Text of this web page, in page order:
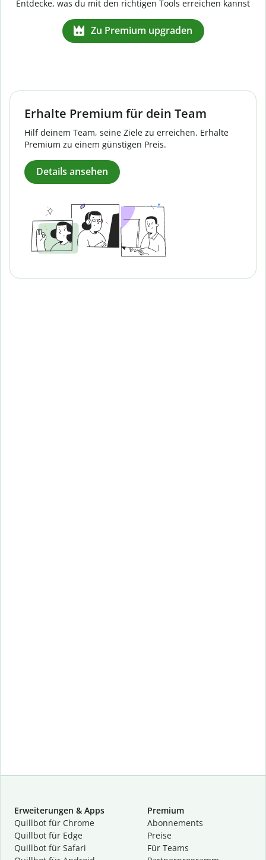
Entdecke, was du mit den richtigen Tools erreichen kannst
Zu Premium upgraden
Erhalte Premium für dein Team
Hilf deinem Team, seine Ziele zu erreichen. Erhalte
Premium zu einem günstigen Preis.
Details ansehen
Erweiterungen & Apps
Quillbot für Chrome
Quillbot für Edge
Quillbot für Safari
Premium
Abon­ne­ments
Preise
Für Teams